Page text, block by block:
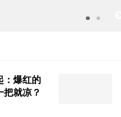
：爆红的
就凉？